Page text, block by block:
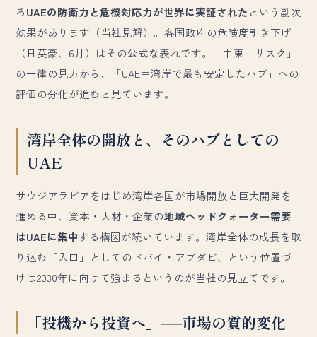
ろUAEの防衛力と危機対応力が世界に実証された という副次
効果があります（当社見解）。各国政府の危険度引き下げ
（日英豪、6月）はその公式な表れです。「中東＝リスク」
の一律の見方から、「UAE＝湾岸で最も安定したハブ」への
評価の分化が進むと見ています。
湾岸全体の開放と、そのハブとしての
UAE
サウジアラビアをはじめ湾岸各国が市場開放と巨大開発を
進める中、資本・人材・企業の地域ヘッドクォーター需要
はUAEに集中する構図が続いています。湾岸全体の成長を取
り込む「入口」としてのドバイ・アブダビ、という位置づ
けは2030年に向けて強まるというのが当社の見立てです。
「投機から投資へ」──市場の質的変化